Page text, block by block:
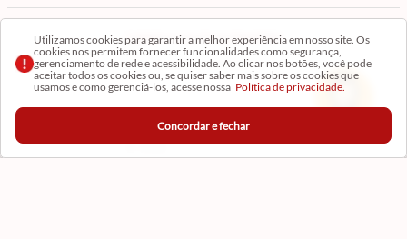
Utilizamos cookies para garantir a melhor experiência em nosso site. Os
cookies nos permitem fornecer funcionalidades como segurança,
gerenciamento de rede e acessibilidade. Ao clicar nos botões, você pode
aceitar todos os cookies ou, se quiser saber mais sobre os cookies que
usamos e como gerenciá-los, acesse nossa Política de privacidade.
Concordar e fechar
Cadastre-se em Nossa Newsletter
Receba as novidades